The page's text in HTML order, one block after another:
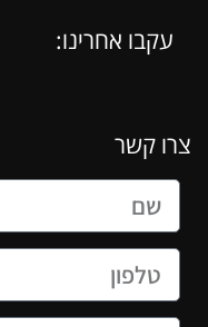
עקבו אחרינו:
צרו קשר